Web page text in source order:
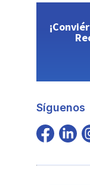
Síguenos